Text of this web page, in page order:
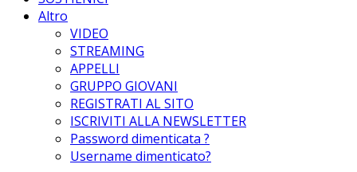
Altro
VIDEO
STREAMING
APPELLI
GRUPPO GIOVANI
REGISTRATI AL SITO
ISCRIVITI ALLA NEWSLETTER
Password dimenticata ?
Username dimenticato?